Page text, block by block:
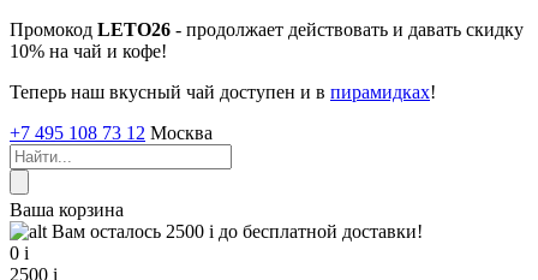
Промокод LETO26 - продолжает действовать и давать скидку
10% на чай и кофе!
Теперь наш вкусный чай доступен и в пирамидках!
+7 495 108 73 12 Москва
Ваша корзина
Вам осталось 2500 i до бесплатной доставки!
0 i
2500 i